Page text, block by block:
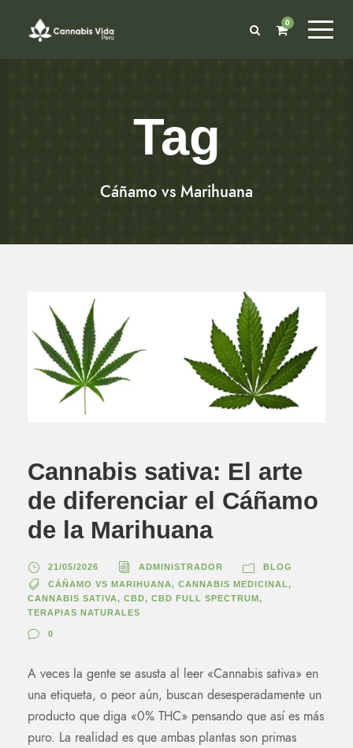
0
Tag
Cáñamo vs Marihuana
Cannabis sativa: El arte
de diferenciar el Cáñamo
de la Marihuana
21/05/2026 ADMINISTRADOR
BLOG
CÁÑAMO VS MARIHUANA, CANNABIS MEDICINAL,
CANNABIS SATIVA, CBD, CBD FULL SPECTRUM,
TERAPIAS NATURALES
0
A veces la gente se asusta al leer «Cannabis sativa» en
una etiqueta, o peor aún, buscan desesperadamente un
producto que diga «0% THC» pensando que así es más
puro. La realidad es que ambas plantas son primas